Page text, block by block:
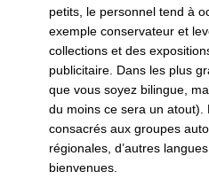
petits, le personnel tend à
exemple conservateur et
collections et des
publicitaire. Dans les plus
que vous soyez bilingue,
du moins ce sera un atout).
consacrés aux groupes
régionales, d’autres
bienvenues.